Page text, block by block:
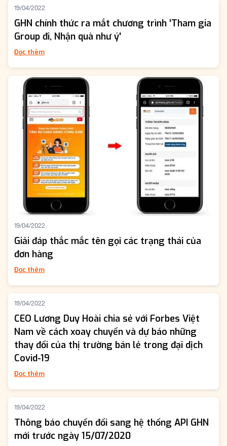
19/04/2022
GHN chính thức ra mắt chương trình 'Tham gia
Group đi, Nhận quà như ý'
Đọc thêm
19/04/2022
Giải đáp thắc mắc tên gọi các trạng thái của
đơn hàng
Đọc thêm
19/04/2022
CEO Lương Duy Hoài chia sẻ với Forbes Việt
Nam về cách xoay chuyển và dự báo những
thay đổi của thị trường bán lẻ trong đại dịch
Covid-19
Đọc thêm
19/04/2022
Thông báo chuyển đổi sang hệ thống API GHN
mới trước ngày 15/07/2020